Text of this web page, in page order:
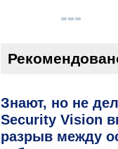
Знают, но не
Security Vision
разрыв между